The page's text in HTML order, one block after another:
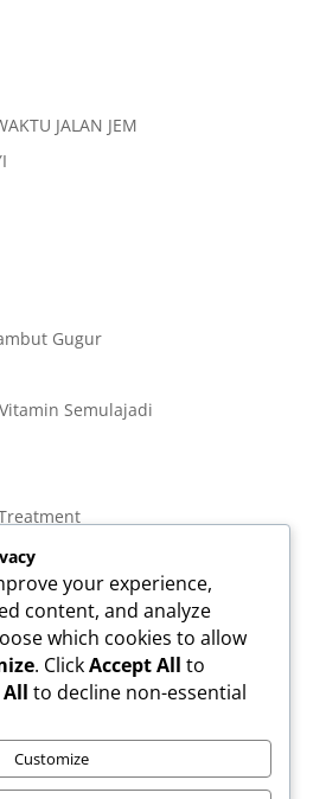
JALAN JEM
Gugur
Semulajadi
your experience,
content, and analyze
which cookies to allow
. ClickAccept All to
All to decline non-essential
Customize